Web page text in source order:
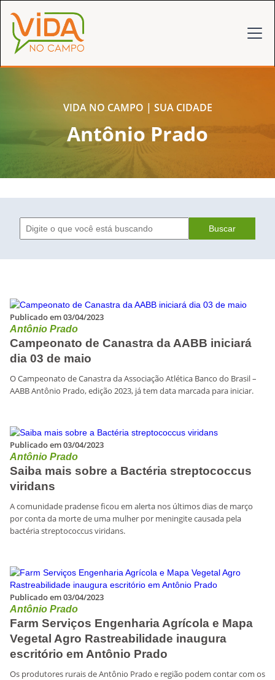
VIDA NO CAMPO | SUA CIDADE
Antônio Prado
Buscar
Publicado em 03/04/2023
Antônio Prado
Campeonato de Canastra da AABB iniciará
dia 03 de maio
O Campeonato de Canastra da Associação Atlética Banco do Brasil –
AABB Antônio Prado, edição 2023, já tem data marcada para iniciar.
Publicado em 03/04/2023
Antônio Prado
Saiba mais sobre a Bactéria streptococcus
viridans
A comunidade pradense ficou em alerta nos últimos dias de março
por conta da morte de uma mulher por meningite causada pela
bactéria streptococcus viridans.
Publicado em 03/04/2023
Antônio Prado
Farm Serviços Engenharia Agrícola e Mapa
Vegetal Agro Rastreabilidade inaugura
escritório em Antônio Prado
Os produtores rurais de Antônio Prado e região podem contar com os